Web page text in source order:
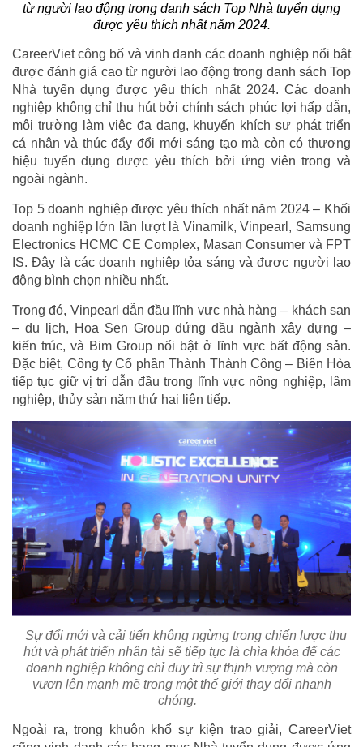
từ người lao động trong danh sách Top Nhà tuyển dụng
được yêu thích nhất năm 2024.
CareerViet công bố và vinh danh các doanh nghiệp nổi bật
được đánh giá cao từ người lao động trong danh sách Top
Nhà tuyển dụng được yêu thích nhất 2024. Các doanh
nghiệp không chỉ thu hút bởi chính sách phúc lợi hấp dẫn,
môi trường làm việc đa dạng, khuyến khích sự phát triển
cá nhân và thúc đẩy đổi mới sáng tạo mà còn có thương
hiệu tuyển dụng được yêu thích bởi ứng viên trong và
ngoài ngành.
Top 5 doanh nghiệp được yêu thích nhất năm 2024 – Khối
doanh nghiệp lớn lần lượt là Vinamilk, Vinpearl, Samsung
Electronics HCMC CE Complex, Masan Consumer và FPT
IS. Đây là các doanh nghiệp tỏa sáng và được người lao
động bình chọn nhiều nhất.
Trong đó, Vinpearl dẫn đầu lĩnh vực nhà hàng – khách sạn
– du lịch, Hoa Sen Group đứng đầu ngành xây dựng –
kiến trúc, và Bim Group nổi bật ở lĩnh vực bất động sản.
Đặc biệt, Công ty Cổ phần Thành Thành Công – Biên Hòa
tiếp tục giữ vị trí dẫn đầu trong lĩnh vực nông nghiệp, lâm
nghiệp, thủy sản năm thứ hai liên tiếp.
Sự đổi mới và cải tiến không ngừng trong chiến lược thu
hút và phát triển nhân tài sẽ tiếp tục là chìa khóa để các
doanh nghiệp không chỉ duy trì sự thịnh vượng mà còn
vươn lên mạnh mẽ trong một thế giới thay đổi nhanh
chóng.
Ngoài ra, trong khuôn khổ sự kiện trao giải, CareerViet